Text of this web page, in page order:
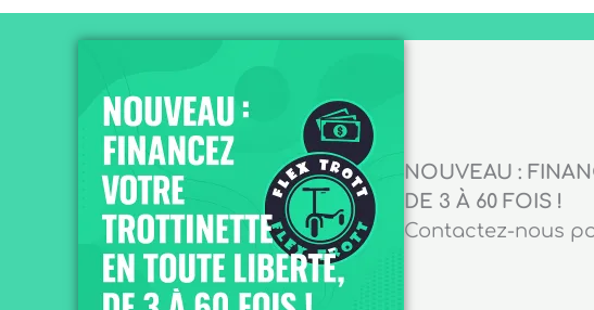
NOUVEAU :
DE 3 À 60 FOIS !
Contactez-nous